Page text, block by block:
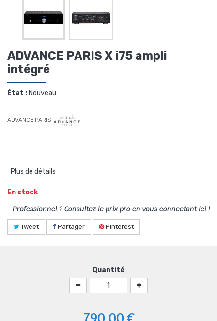
ADVANCE PARIS X i75 ampli
intégré
État :Nouveau
ADVANCE PARIS
Plus de détails
En stock
Professionnel ? Consultez le prix pro en vous connectant ici !
Tweet Partager Pinterest
Quantité